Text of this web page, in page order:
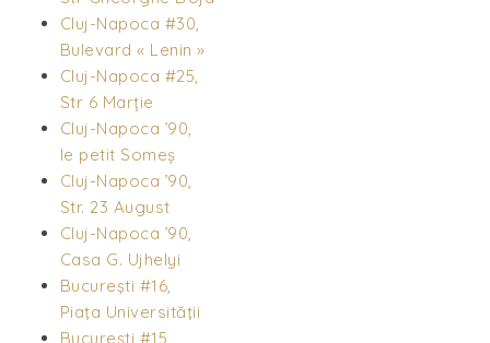
Cluj-Napoca #30,
Bulevard « Lenin »
Cluj-Napoca #25,
Str 6 Marție
Cluj-Napoca ’90,
le petit Someș
Cluj-Napoca ’90,
Str. 23 August
Cluj-Napoca ’90,
Casa G. Ujhelyi
Bucureşti #16,
Piaţa Universităţii
Bucureşti #15,